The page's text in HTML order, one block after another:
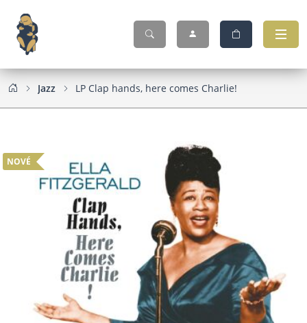
Jazz LP Clap hands, here comes Charlie!
NOVÉ